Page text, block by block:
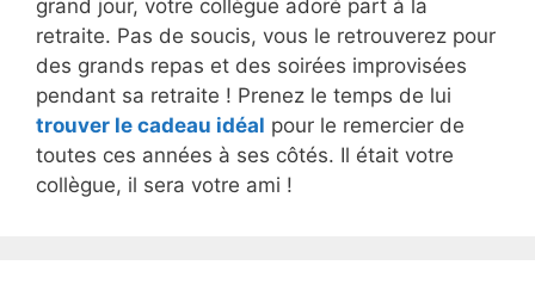
grand jour, votre collègue adoré part à la
retraite. Pas de soucis, vous le retrouverez pour
des grands repas et des soirées improvisées
pendant sa retraite ! Prenez le temps de lui
trouver le cadeau idéal pour le remercier de
toutes ces années à ses côtés. Il était votre
collègue, il sera votre ami !